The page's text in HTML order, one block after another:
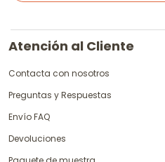
Atención al Cliente
Contacta con nosotros
Preguntas y Respuestas
Envío FAQ
Devoluciones